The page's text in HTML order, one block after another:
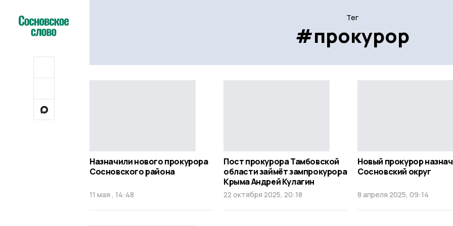
Тег
#прокурор
Назначили нового прокурора
Сосновского района
11 мая , 14:48
Пост прокурора Тамбовской
области займёт зампрокурора
Крыма Андрей Кулагин
22 октября 2025, 20:18
Новый прокурор
Сосновский округ
8 апреля 2025, 09:14